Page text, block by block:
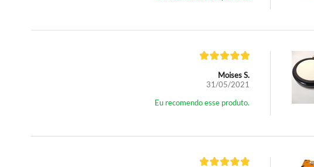
Moises S.
31/05/2021
Eu recomendo esse produto.